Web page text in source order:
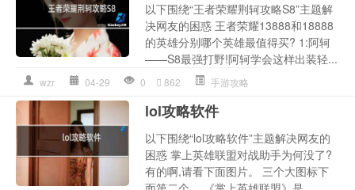
以下围绕“王者荣耀荆轲攻略S8”主题解
决网友的困惑 王者荣耀13888和18888
的英雄分别哪个英雄最值得买? 1:阿轲
——S8最强打野!阿轲学会这样出装轻...
wzr 04-29 0 862 手游攻略
lol攻略软件
以下围绕“lol攻略软件”主题解决网友的
困惑 掌上英雄联盟对战助手为何没了?
有的啊,请看下面图片。 三个大图标下